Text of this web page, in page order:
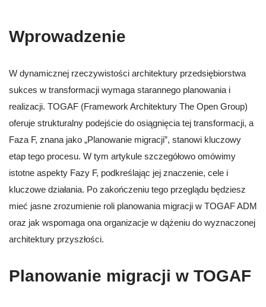
Wprowadzenie
W dynamicznej rzeczywistości architektury przedsiębiorstwa
sukces w transformacji wymaga starannego planowania i
realizacji. TOGAF (Framework Architektury The Open Group)
oferuje strukturalny podejście do osiągnięcia tej transformacji, a
Faza F, znana jako „Planowanie migracji”, stanowi kluczowy
etap tego procesu. W tym artykule szczegółowo omówimy
istotne aspekty Fazy F, podkreślając jej znaczenie, cele i
kluczowe działania. Po zakończeniu tego przeglądu będziesz
mieć jasne zrozumienie roli planowania migracji w TOGAF ADM
oraz jak wspomaga ona organizacje w dążeniu do wyznaczonej
architektury przyszłości.
Planowanie migracji w TOGAF